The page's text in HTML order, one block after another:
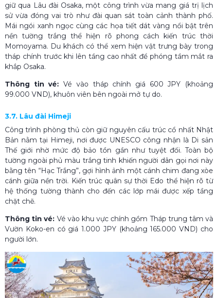
giữ qua Lâu đài Osaka, một công trình vừa mang giá trị lịch
sử vừa đóng vai trò như đài quan sát toàn cảnh thành phố.
Mái ngói xanh ngọc cùng các họa tiết dát vàng nổi bật trên
nền tường trắng thể hiện rõ phong cách kiến trúc thời
Momoyama. Du khách có thể xem hiện vật trưng bày trong
tháp chính trước khi lên tầng cao nhất để phóng tầm mắt ra
khắp Osaka.
Thông tin vé: Vé vào tháp chính giá 600 JPY (khoảng
99.000 VND), khuôn viên bên ngoài mở tự do.
3.7. Lâu đài Himeji
Công trình phòng thủ còn giữ nguyên cấu trúc cổ nhất Nhật
Bản nằm tại Himeji, nơi được UNESCO công nhận là Di sản
Thế giới nhờ mức độ bảo tồn gần như tuyệt đối. Toàn bộ
tường ngoài phủ màu trắng tinh khiến người dân gọi nơi này
bằng tên “Hạc Trắng”, gợi hình ảnh một cánh chim đang xòe
cánh giữa nền trời. Kiến trúc quân sự thời Edo thể hiện rõ từ
hệ thống tường thành cho đến các lớp mái được xếp tầng
chặt chẽ.
Thông tin vé: Vé vào khu vực chính gồm Tháp trung tâm và
Vườn Koko-en có giá 1.000 JPY (khoảng 165.000 VND) cho
người lớn.